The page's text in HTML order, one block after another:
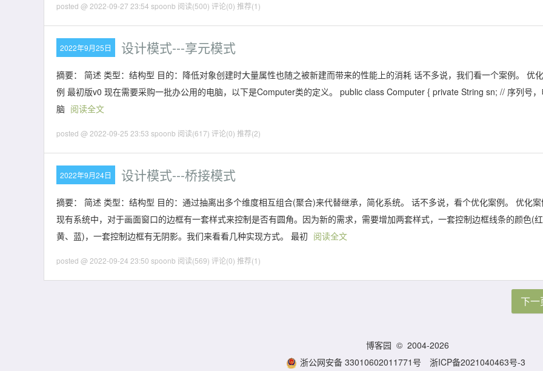
posted @ 2022-09-27 23:54 spoonb 阅读(500) 评论(0) 推荐(1)
2022年9月25日 设计模式---享元模式
摘要： 简述 类型：结构型 目的：降低对象创建时大量属性也随之被新建而带来的性能上的消耗 话不多说，我们看一个案例。 优
例 最初版v0 现在需要采购一批办公用的电脑，以下是Computer类的定义。 public class Computer { private String sn; // 序列号
脑 阅读全文
posted @ 2022-09-25 23:53 spoonb 阅读(617) 评论(0) 推荐(2)
2022年9月24日 设计模式---桥接模式
摘要： 简述 类型：结构型 目的：通过抽离出多个维度相互组合(聚合)来代替继承，简化系统。 话不多说，看个优化案例。 优化案
现有系统中，对于画面窗口的边框有一套样式来控制是否有圆角。因为新的需求，需要增加两套样式，一套控制边框线条的颜色(红
黄、蓝)，一套控制边框有无阴影。我们来看看几种实现方式。 最初 阅读全文
posted @ 2022-09-24 23:50 spoonb 阅读(569) 评论(0) 推荐(1)
下一
博客园 © 2004-2026
浙公网安备 33010602011771号
浙ICP备2021040463号-3